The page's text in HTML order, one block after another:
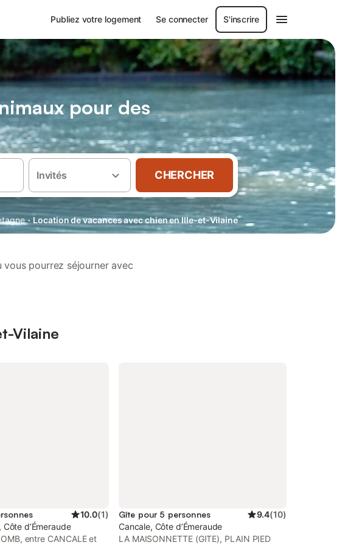
Publiez votre logement Se connecter S'inscrire
pour des
Invités CHERCHER
· Location de vacances avec chien en Ille-et-Vilaine
pourrez séjourner avec
Vilaine
10.0(1)
d’Émeraude
entre CANCALE et
Gîte pour 5 personnes 9.4(10)
Cancale, Côte d’Émeraude
LA MAISONNETTE (GITE), PLAIN PIED